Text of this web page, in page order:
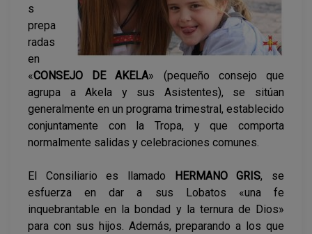
s
prepa
radas
en
«CONSEJO DE AKELA» (pequeño consejo que
agrupa a Akela y sus Asistentes), se sitúan
generalmente en un programa trimestral, establecido
conjuntamente con la Tropa, y que comporta
normalmente salidas y celebraciones comunes.
El Consiliario es llamado HERMANO GRIS, se
esfuerza en dar a sus Lobatos «una fe
inquebrantable en la bondad y la ternura de Dios»
para con sus hijos. Además, preparando a los que